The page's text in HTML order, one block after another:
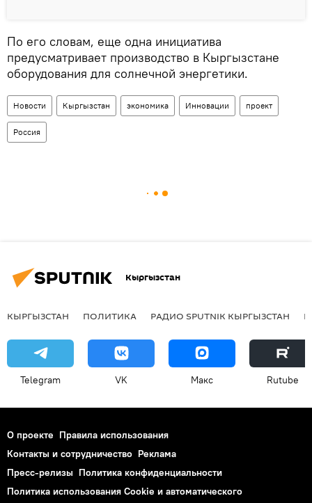
По его словам, еще одна инициатива
предусматривает производство в Кыргызстане
оборудования для солнечной энергетики.
Новости Кыргызстан экономика Инновации проект
Россия
Кыргызстан
КЫРГЫЗСТАН ПОЛИТИКА РАДИО SPUTNIK КЫРГЫЗСТАН
Telegram VK Макс Rutube
О проекте Правила использования
Контакты и сотрудничество Реклама
Пресс-релизы Политика конфиденциальности
Политика использования Cookie и автоматического